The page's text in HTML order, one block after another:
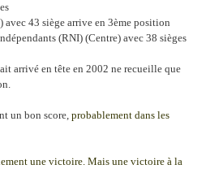
43 siège arrive en 3ème position
(RNI) (Centre) avec 38 sièges
arrivé en tête en 2002 ne recueille que
un bon score, probablement dans les
une victoire. Mais une victoire à la